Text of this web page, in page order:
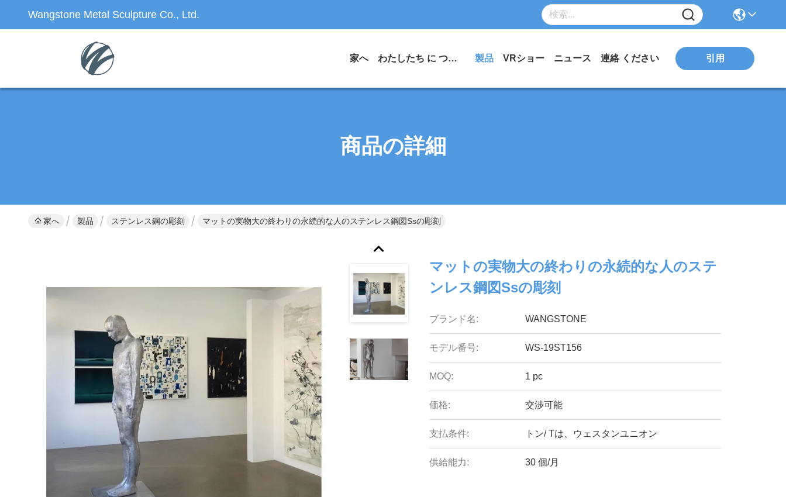
Wangstone Metal Sculpture Co., Ltd.
家へ わたしたち に つい て 製品 VRショー ニュース 連絡 ください 引用
商品の詳細
家へ 製品 ステンレス鋼の彫刻 マットの実物大の終わりの永続的な人のステンレス鋼図Ssの彫刻
マットの実物大の終わりの永続的な人のステ
ンレス鋼図Ssの彫刻
ブランド名: WANGSTONE
モデル番号: WS-19ST156
MOQ: 1 pc
価格: 交渉可能
支払条件: トン/ Tは、ウェスタンユニオン
供給能力: 30 個/月